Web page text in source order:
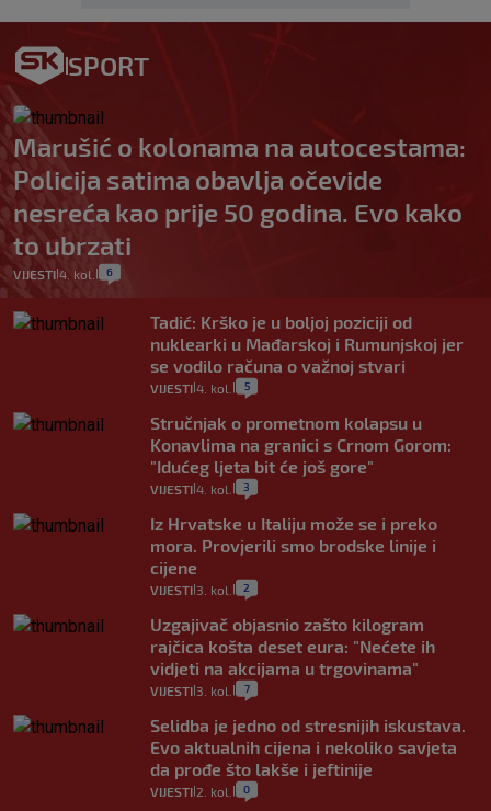
SPORT
Marušić o kolonama na autocestama:
Policija satima obavlja očevide
nesreća kao prije 50 godina. Evo kako
to ubrzati
VIJESTI 4. kol. 6
Tadić: Krško je u boljoj poziciji od
nuklearki u Mađarskoj i Rumunjskoj jer
se vodilo računa o važnoj stvari
VIJESTI 4. kol. 5
Stručnjak o prometnom kolapsu u
Konavlima na granici s Crnom Gorom:
"Idućeg ljeta bit će još gore"
VIJESTI 4. kol. 3
Iz Hrvatske u Italiju može se i preko
mora. Provjerili smo brodske linije i
cijene
VIJESTI 3. kol. 2
Uzgajivač objasnio zašto kilogram
rajčica košta deset eura: "Nećete ih
vidjeti na akcijama u trgovinama"
VIJESTI 3. kol. 7
Selidba je jedno od stresnijih iskustava.
Evo aktualnih cijena i nekoliko savjeta
da prođe što lakše i jeftinije
VIJESTI 2. kol. 0